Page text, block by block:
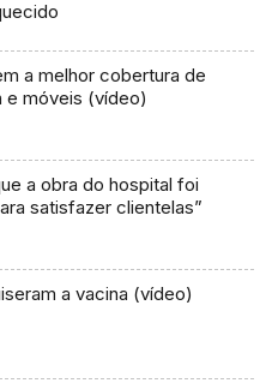
a melhor cobertura de
e móveis (vídeo)
a obra do hospital foi
satisfazer clientelas”
a vacina (vídeo)